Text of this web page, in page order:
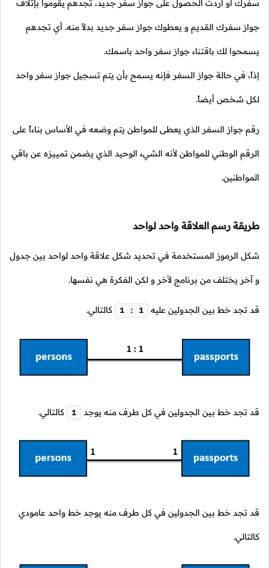
سفرك أو أردت الحصول على جواز سفر جديد، تجدهم يقوموا بإتلاف
جواز سفرك القديم و يعطوك جواز سفر جديد بدلاً منه. أي تجدهم
يسمحوا لك باقتناء جواز سفر واحد باسمك.
إذاً، في حالة جواز السفر فإنه يسمح بأن يتم تسجيل جواز سفر واحد
لكل شخص أيضاً.
رقم جواز السفر الذي يعطى للمواطن يتم وضعه في الأساس بناءاً على
الرقم الوطني للمواطن لأنه الشيء الوحيد الذي يضمن تمييزه عن باقي
المواطنين.
طريقة رسم العلاقة واحد لواحد
شكل الرموز المستخدمة في تحديد شكل علاقة واحد لواحد بين جدول
و آخر يختلف من برنامج لآخر و لكن الفكرة هي نفسها.
قد تجد خط بين الجدولين عليه 1 : 1 كالتالي.
قد تجد خط بين الجدولين في كل طرف منه يوجد 1 كالتالي.
قد تجد خط بين الجدولين في كل طرف منه يوجد خط واحد عامودي
كالتالي.